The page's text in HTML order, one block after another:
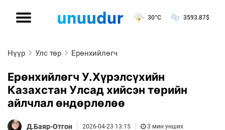
30°C 3593.87$
Нүүр Улс төр Ерөнхийлөгч
Ерөнхийлөгч У.Хүрэлсүхийн
Казахстан Улсад хийсэн төрийн
айлчлал өндөрлөлөө
Д.Баяр-Отгон 2026-04-23 13:15 3 мин унших